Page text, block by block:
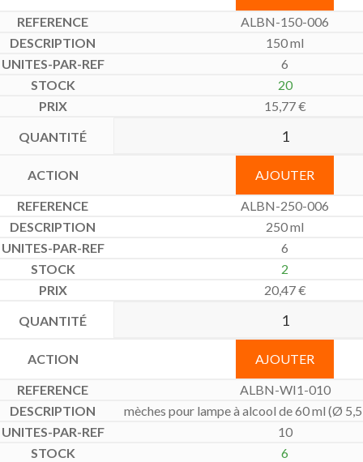
ALBN-150-006
150 ml
6
20
15,77€
AJOUTER
ALBN-250-006
250 ml
6
2
20,47€
AJOUTER
ALBN-WI1-010
mèches pour lampe à alcool de 60 ml (Ø
10
6